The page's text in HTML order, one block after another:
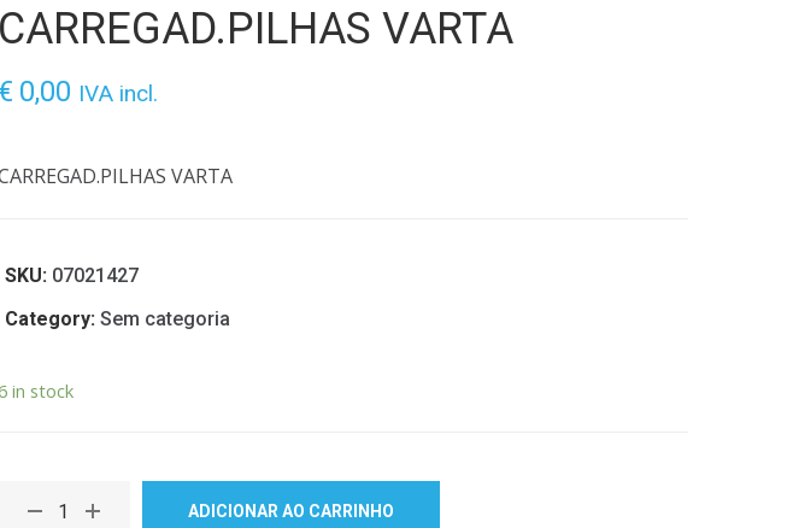
CARREGAD.PILHAS VARTA
€ 0,00 IVA incl.
VARTA
SKU: 07021427
Category: Sem categoria
in stock
ADICIONAR AO CARRINHO